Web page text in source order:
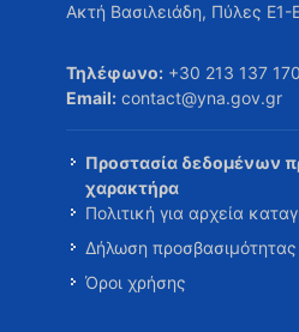
Ακτή Βασιλειάδη, Πύλες
Τηλέφωνο: +30 213 137
Email: contact@yna.gov.gr
Προστασία δεδομένων
χαρακτήρα
Πολιτική για αρχεία
Δήλωση προσβασιμότητας
Όροι χρήσης